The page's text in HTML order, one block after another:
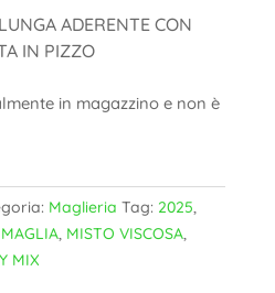
ADERENTE CON
IN PIZZO
in magazzino e non è
Maglieria Tag: 2025,
MAGLIA, MISTO VISCOSA,
MIX